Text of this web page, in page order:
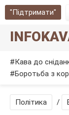
"Підтримати"
Кава до
Боротьба з
Політика /